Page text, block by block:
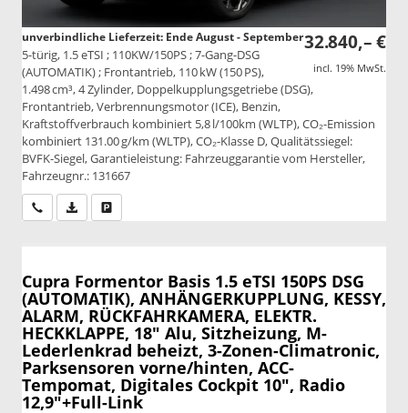
32.840,– €
incl. 19% MwSt.
unverbindliche Lieferzeit: Ende August - September
5-türig, 1.5 eTSI ; 110KW/150PS ; 7-Gang-DSG
(AUTOMATIK) ; Frontantrieb, 110 kW (150 PS),
1.498 cm³, 4 Zylinder, Doppelkupplungsgetriebe (DSG),
Frontantrieb, Verbrennungsmotor (ICE), Benzin,
Kraftstoffverbrauch kombiniert 5,8 l/100km (WLTP), CO₂-Emission
kombiniert 131.00 g/km (WLTP), CO₂-Klasse D, Qualitätssiegel:
BVFK-Siegel, Garantieleistung: Fahrzeuggarantie vom Hersteller,
Fahrzeugnr.: 131667
Wir rufen Sie anPDF-Datei, Fahrzeugexposé drucken
Cupra Formentor Basis 1.5 eTSI 150PS DSG
(AUTOMATIK), ANHÄNGERKUPPLUNG, KESSY,
ALARM, RÜCKFAHRKAMERA, ELEKTR.
HECKKLAPPE, 18" Alu, Sitzheizung, M-
Lederlenkrad beheizt, 3-Zonen-Climatronic,
Parksensoren vorne/hinten, ACC-
Tempomat, Digitales Cockpit 10", Radio
12,9"+Full-Link